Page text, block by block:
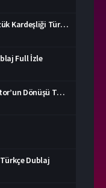
Yüzüklerin Efendisi: Yüzük Kardeşliği Türkçe Dublaj İzle
Full İzle
Yıldız Savaşları İmparator’un Dönüşü Türkçe Dublaj İzle
Dublaj